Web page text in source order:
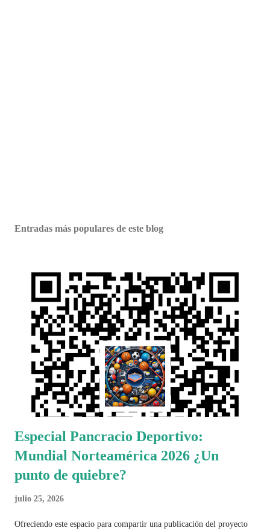
Entradas más populares de este blog
Especial Pancracio Deportivo:
Mundial Norteamérica 2026 ¿Un
punto de quiebre?
julio 25, 2026
Ofreciendo este espacio para compartir una publicación del proyecto